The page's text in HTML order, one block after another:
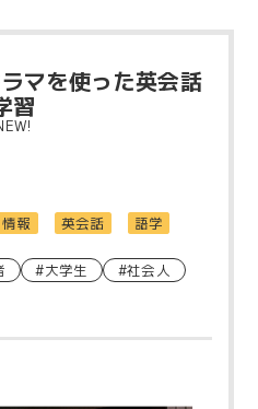
マを使った英会話
習
報 英会話 語学
#大学生 #社会人